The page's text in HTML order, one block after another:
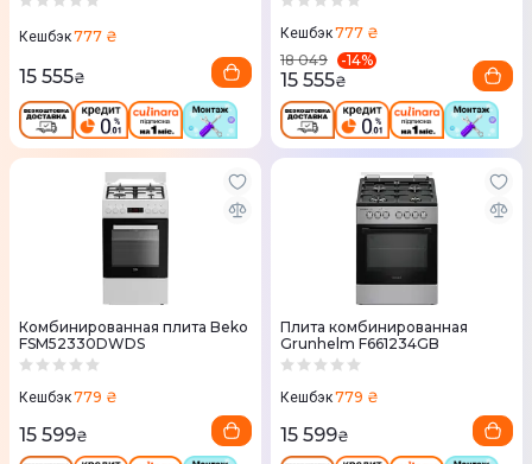
Кешбэк777 ₴
15 555₴
Кешбэк777 ₴
18 049
-14%
15 555₴
Комбинированная плита Beko
FSM52330DWDS
Кешбэк779 ₴
15 599₴
Плита комбинированная
Grunhelm F661234GB
Кешбэк779 ₴
15 599₴